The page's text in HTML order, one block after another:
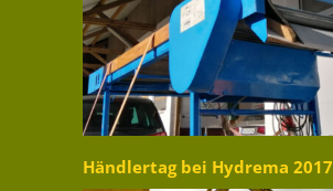
Händlertag bei Hydrema 2017